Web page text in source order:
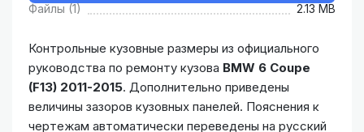
Файлы (1) 2.13 MB
Контрольные кузовные размеры из официального
руководства по ремонту кузова BMW 6 Coupe
(F13) 2011-2015. Дополнительно приведены
величины зазоров кузовных панелей. Пояснения к
чертежам автоматически переведены на русский